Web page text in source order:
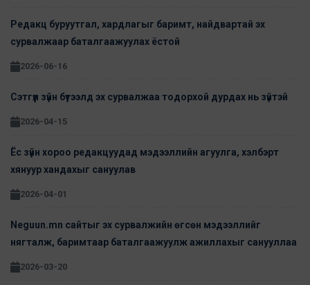
Редакц буруутгал, хардлагыг баримт, найдвартай эх
сурвалжаар баталгаажуулах ёстой
2026-06-16
Сэтгүүл зүйн бүтээлд эх сурвалжаа тодорхой дурдах нь зүйтэй
2026-04-15
Ёс зүйн хороо редакцуудад мэдээллийн агуулга, хэлбэрт
хянуур хандахыг сануулав
2026-04-01
Neguun.mn сайтыг эх сурвалжийн өгсөн мэдээллийг
нягталж, баримтаар баталгаажуулж ажиллахыг санууллаа
2026-03-20